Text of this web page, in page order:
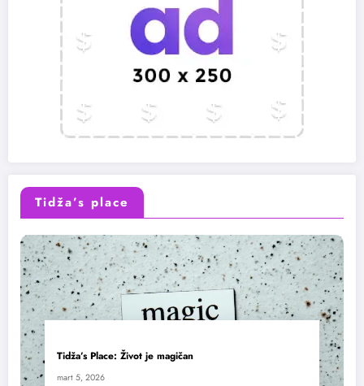
Tidža’s place
Tidža’s Place: Život je magičan
mart 5, 2026